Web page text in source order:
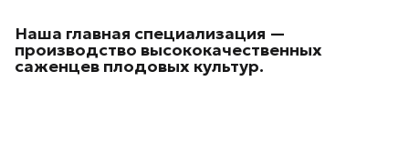
Наша главная специализация —
производство высококачественных
саженцев плодовых культур.